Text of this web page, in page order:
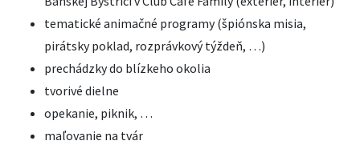
tematické animačné programy (špiónska misia,
pirátsky poklad, rozprávkový týždeň, …)
prechádzky do blízkeho okolia
tvorivé dielne
opekanie, piknik, …
maľovanie na tvár